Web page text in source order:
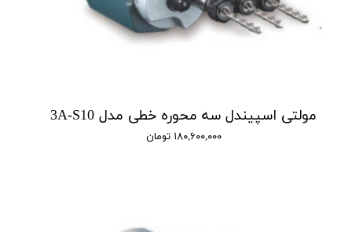
مولتی اسپیندل سه محوره خطی مدل 3A-S10
۱۸۰,۶۰۰,۰۰۰ تومان